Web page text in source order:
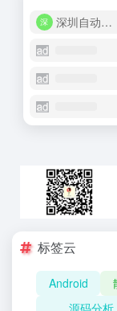
深圳自动化商城
标签云
Android